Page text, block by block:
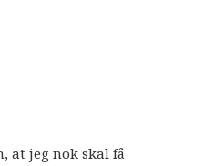
at jeg nok skal få